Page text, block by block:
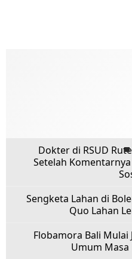
Dokter di RSUD
Setelah Komentarnya
Sengketa Lahan di
Quo Lahan
Flobamora Bali Mulai
Umum Masa